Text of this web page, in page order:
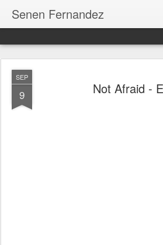
Senen Fernandez
SEP
9 Not Afraid -